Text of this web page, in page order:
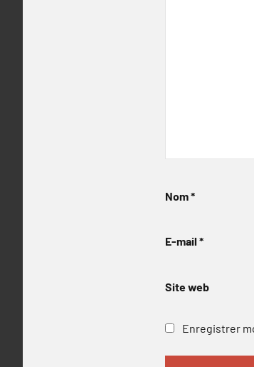
Nom*
E-mail *
Site web
Enregistrer